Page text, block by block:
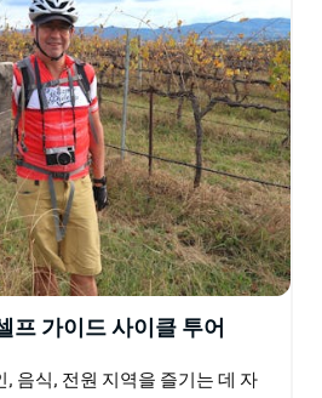
프 가이드 사이클 투어
음식, 전원 지역을 즐기는 데 자